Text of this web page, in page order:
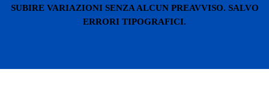
SUBIRE VARIAZIONI SENZA ALCUN PREAVVISO. SALVO
ERRORI TIPOGRAFICI.